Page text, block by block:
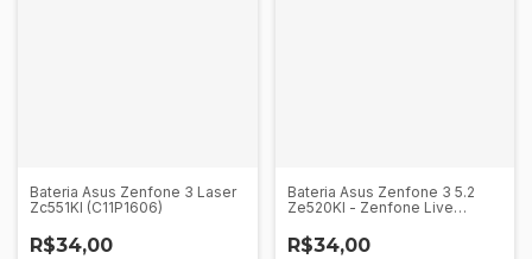
Bateria Asus Zenfone 3 Laser
Zc551Kl (C11P1606)
R$34,00
Bateria Asus Zenfone 3 5.2
Ze520Kl - Zenfone Live
R$34,00